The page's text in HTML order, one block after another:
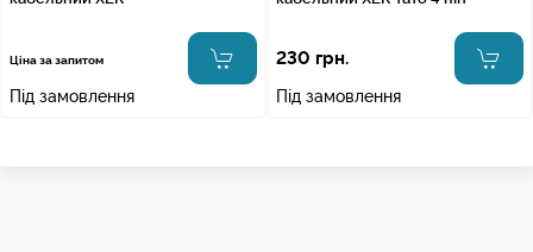
Ціна за запитом
Під замовлення
230 грн.
Під замовлення